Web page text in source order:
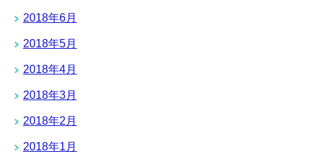
2018年6月
2018年5月
2018年4月
2018年3月
2018年2月
2018年1月